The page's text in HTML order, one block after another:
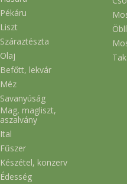
Pékáru
Liszt
Száraztészta
Olaj
Befőtt, lekvár
Méz
Savanyúság
Mag, magliszt,
aszalvány
Ital
Fűszer
Készétel, konzerv
Édesség